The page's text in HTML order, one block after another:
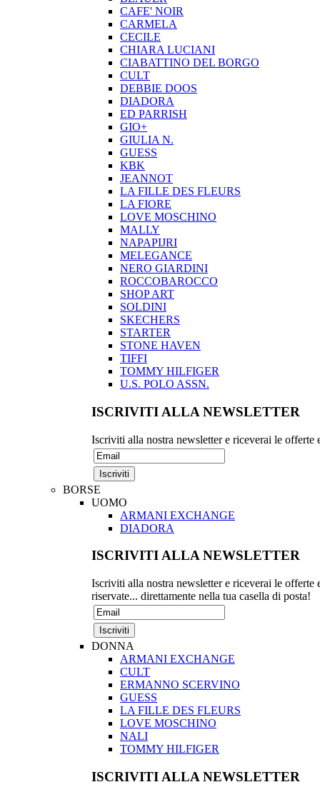
CAFE' NOIR
CARMELA
CECILE
CHIARA LUCIANI
CIABATTINO DEL BORGO
CULT
DEBBIE DOOS
DIADORA
ED PARRISH
GIO+
GIULIA N.
GUESS
KBK
JEANNOT
LA FILLE DES FLEURS
LA FIORE
LOVE MOSCHINO
MALLY
NAPAPIJRI
MELEGANCE
NERO GIARDINI
ROCCOBAROCCO
SHOP ART
SOLDINI
SKECHERS
STARTER
STONE HAVEN
TIFFI
TOMMY HILFIGER
U.S. POLO ASSN.
ISCRIVITI ALLA NEWSLETTER
Iscriviti alla nostra newsletter e riceverai le offerte
BORSE
UOMO
ARMANI EXCHANGE
DIADORA
ISCRIVITI ALLA NEWSLETTER
Iscriviti alla nostra newsletter e riceverai le offerte
riservate... direttamente nella tua casella di posta!
DONNA
ARMANI EXCHANGE
CULT
ERMANNO SCERVINO
GUESS
LA FILLE DES FLEURS
LOVE MOSCHINO
NALI
TOMMY HILFIGER
ISCRIVITI ALLA NEWSLETTER